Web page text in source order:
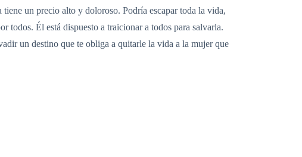
un precio alto y doloroso. Podría escapar toda la vida,
todos. Él está dispuesto a traicionar a todos para salvarla.
un destino que te obliga a quitarle la vida a la mujer que